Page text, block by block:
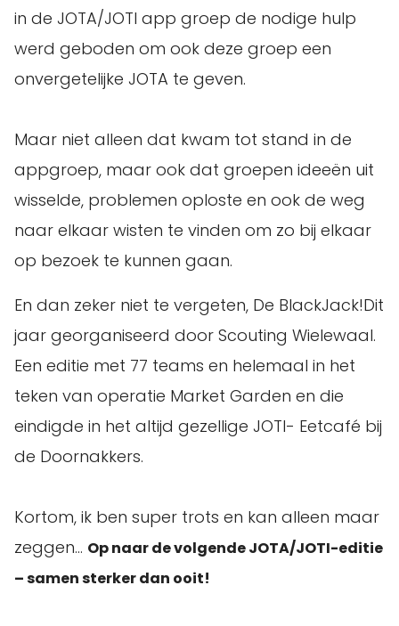
in de JOTA/JOTI app groep de nodige hulp
werd geboden om ook deze groep een
onvergetelijke JOTA te geven.
Maar niet alleen dat kwam tot stand in de
appgroep, maar ook dat groepen ideeën uit
wisselde, problemen oploste en ook de weg
naar elkaar wisten te vinden om zo bij elkaar
op bezoek te kunnen gaan.
En dan zeker niet te vergeten, De BlackJack!Dit
jaar georganiseerd door Scouting Wielewaal.
Een editie met 77 teams en helemaal in het
teken van operatie Market Garden en die
eindigde in het altijd gezellige JOTI- Eetcafé bij
de Doornakkers.
Kortom, ik ben super trots en kan alleen maar
zeggen… Op naar de volgende JOTA/JOTI-editie
– samen sterker dan ooit!